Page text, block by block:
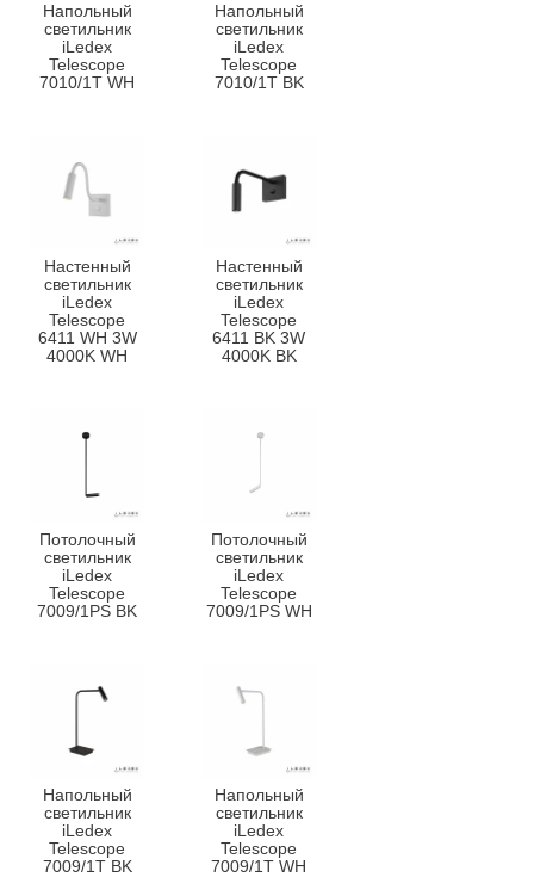
Напольный
светильник
iLedex
Telescope
7010/1T WH
Напольный
светильник
iLedex
Telescope
7010/1T BK
Настенный
светильник
iLedex
Telescope
6411 WH 3W
4000K WH
Настенный
светильник
iLedex
Telescope
6411 BK 3W
4000K BK
Потолочный
светильник
iLedex
Telescope
7009/1PS BK
Потолочный
светильник
iLedex
Telescope
7009/1PS WH
Напольный
светильник
iLedex
Telescope
7009/1T BK
Напольный
светильник
iLedex
Telescope
7009/1T WH